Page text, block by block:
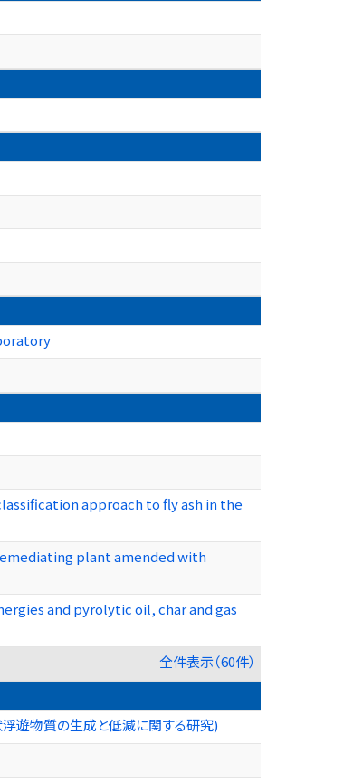
approach to fly ash in the
plant amended with
and pyrolytic oil, char and gas
全件表示（60件）
遊物質の生成と低減に関する研究)